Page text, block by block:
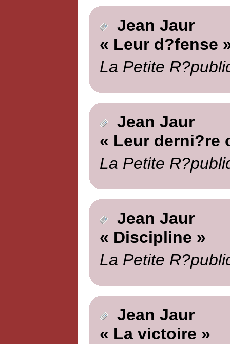
Jean Jaur
« Leur d?fense
La Petite
Jean Jaur
« Leur derni?re
La Petite
Jean Jaur
« Discipline »
La Petite
Jean Jaur
« La victoire »